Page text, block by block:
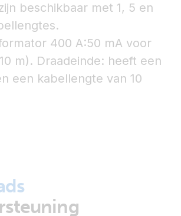
beschikbaar met 1, 5 en
400 A:50 mA voor
m). Draadeinde: heeft een
een kabellengte van 10